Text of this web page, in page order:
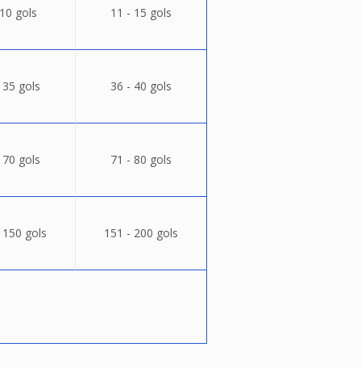
gols 11 - 15 gols
gols 36 - 40 gols
gols 71 - 80 gols
gols 151 - 200 gols